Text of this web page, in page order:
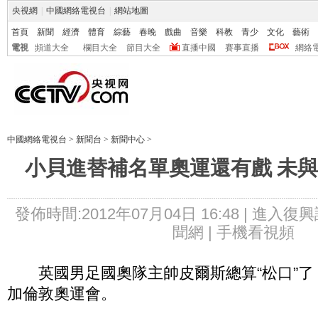
央視網 中國網絡電視台 網站地圖
首頁 新聞 經濟 體育 綜藝 春晚 戲曲 音樂 科教 青少 文化
藝術
電視
頻道大全 欄目大全 節目大全 直播中國 賽事直播 網絡
中國網絡電視台 > 新聞台 > 新聞中心 >
小貝進替補名單奧運還有戲 未
發佈時間:2012年07月04日 16:48 | 進入復
聞網 | 手機看視頻
英國男足國奧隊主帥皮爾斯總算“松口”了
加倫敦奧運會。